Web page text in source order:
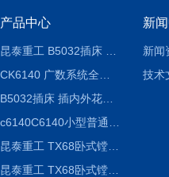
产品中心
B5032插床 插内外花键槽 B5020液压立式插床
昆泰重工 TX68卧式镗床 镗孔机 镗缸机
昆泰重工 TX68卧式镗床 镗孔机 镗缸机 单柱
新
新闻
技术